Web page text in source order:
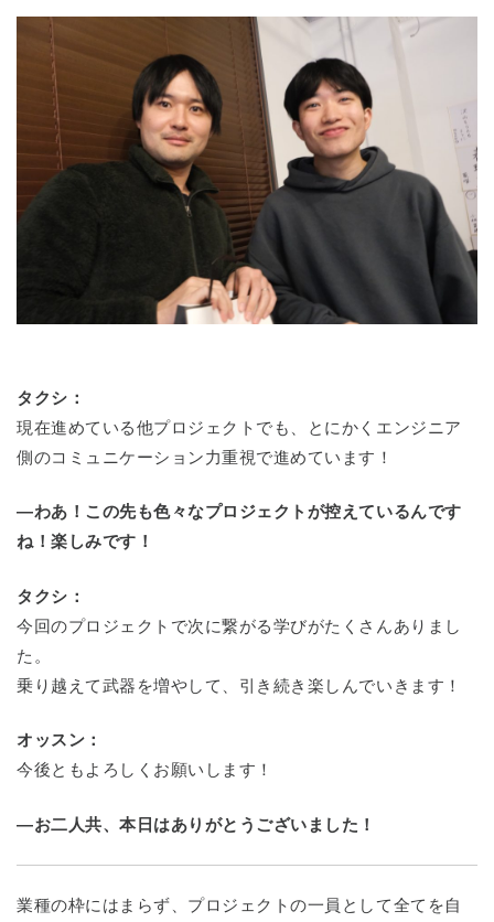
タクシ：
現在進めている他プロジェクトでも、とにかくエンジニア
側のコミュニケーション力重視で進めています！
―わあ！この先も色々なプロジェクトが控えているんです
ね！楽しみです！
タクシ：
今回のプロジェクトで次に繋がる学びがたくさんありまし
た。
乗り越えて武器を増やして、引き続き楽しんでいきます！
オッスン：
今後ともよろしくお願いします！
―お二人共、本日はありがとうございました！
業種の枠にはまらず、プロジェクトの一員として全てを自